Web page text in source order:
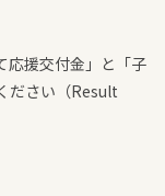
応援交付金」と「子
ださい（Result